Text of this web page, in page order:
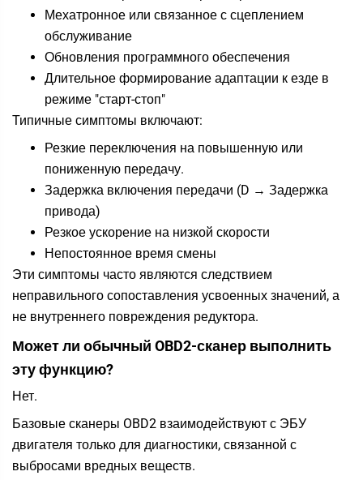
Мехатронное или связанное с сцеплением
обслуживание
Обновления программного обеспечения
Длительное формирование адаптации к езде в
режиме "старт-стоп"
Типичные симптомы включают:
Резкие переключения на повышенную или
пониженную передачу.
Задержка включения передачи (D → Задержка
привода)
Резкое ускорение на низкой скорости
Непостоянное время смены
Эти симптомы часто являются следствием
неправильного сопоставления усвоенных значений, а
не внутреннего повреждения редуктора.
Может ли обычный OBD2-сканер выполнить
эту функцию?
Нет.
Базовые сканеры OBD2 взаимодействуют с ЭБУ
двигателя только для диагностики, связанной с
выбросами вредных веществ.